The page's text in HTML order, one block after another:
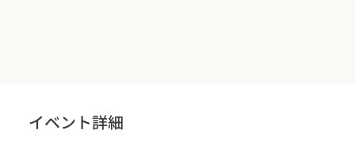
イベント詳細